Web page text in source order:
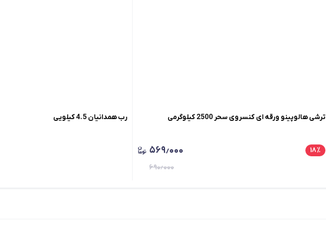
ترشی هالوپینو ورقه ای کنسروی سحر 2500 کیلوگرمی
۱۸٪ ۵۶۹٫۰۰۰
۶۹۰٫۰۰۰
رب همدانیان 4.5 کیلویی